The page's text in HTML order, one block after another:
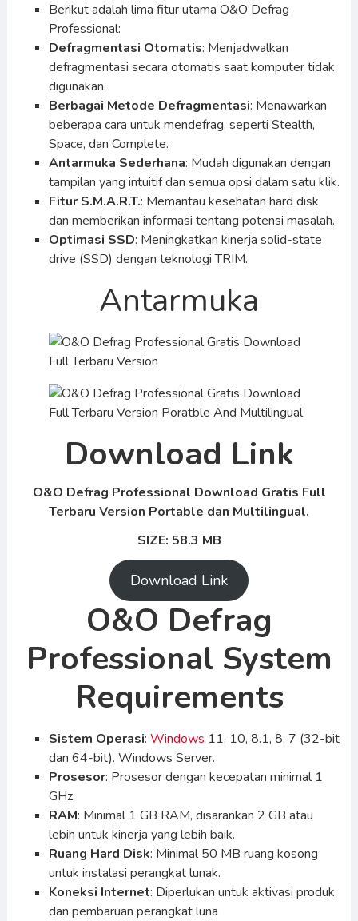
Berikut adalah lima fitur utama O&O Defrag
Professional:
Defragmentasi Otomatis: Menjadwalkan
defragmentasi secara otomatis saat komputer tidak
digunakan.
Berbagai Metode Defragmentasi: Menawarkan
beberapa cara untuk mendefrag, seperti Stealth,
Space, dan Complete.
Antarmuka Sederhana: Mudah digunakan dengan
tampilan yang intuitif dan semua opsi dalam satu klik.
Fitur S.M.A.R.T.: Memantau kesehatan hard disk
dan memberikan informasi tentang potensi masalah.
Optimasi SSD: Meningkatkan kinerja solid-state
drive (SSD) dengan teknologi TRIM.
Antarmuka
Download Link
O&O Defrag Professional Download Gratis Full
Terbaru Version Portable dan Multilingual.
SIZE: 58.3 MB
Download Link
O&O Defrag
Professional System
Requirements
Sistem Operasi: Windows 11, 10, 8.1, 8, 7 (32-bit
dan 64-bit). Windows Server.
Prosesor: Prosesor dengan kecepatan minimal 1
GHz.
RAM: Minimal 1 GB RAM, disarankan 2 GB atau
lebih untuk kinerja yang lebih baik.
Ruang Hard Disk: Minimal 50 MB ruang kosong
untuk instalasi perangkat lunak.
Koneksi Internet: Diperlukan untuk aktivasi produk
dan pembaruan perangkat luna